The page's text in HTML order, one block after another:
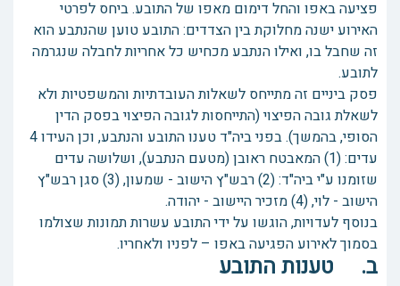
פציעה באפו והחל דימום מאפו של התובע. ביחס לפרטי
האירוע ישנה מחלוקת בין הצדדים: התובע טוען שהנתבע הוא
זה שחבל בו, ואילו הנתבע מכחיש כל אחריות לחבלה שנגרמה
לתובע.
פסק ביניים זה מתייחס לשאלות העובדתיות והמשפטיות ולא
לשאלת גובה הפיצוי (התייחסות לגובה הפיצוי בפסק הדין
הסופי, בהמשך). בפני ביה"ד טענו התובע והנתבע, וכן העידו 4
עדים: (1) המאבטח ראובן (מטעם הנתבע), ושלושה עדים
שזומנו ע"י ביה"ד: (2) רבש"ץ הישוב - שמעון, (3) סגן רבש"ץ
הישוב - לוי, (4) מזכיר היישוב - יהודה.
בנוסף לעדויות, הוגשו על ידי התובע עשרות תמונות שצולמו
בסמוך לאירוע הפגיעה באפו – לפניו ולאחריו.
ב. טענות התובע